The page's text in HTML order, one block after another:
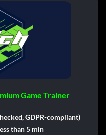
Game Trainer
GDPR-compliant)
than 5 min